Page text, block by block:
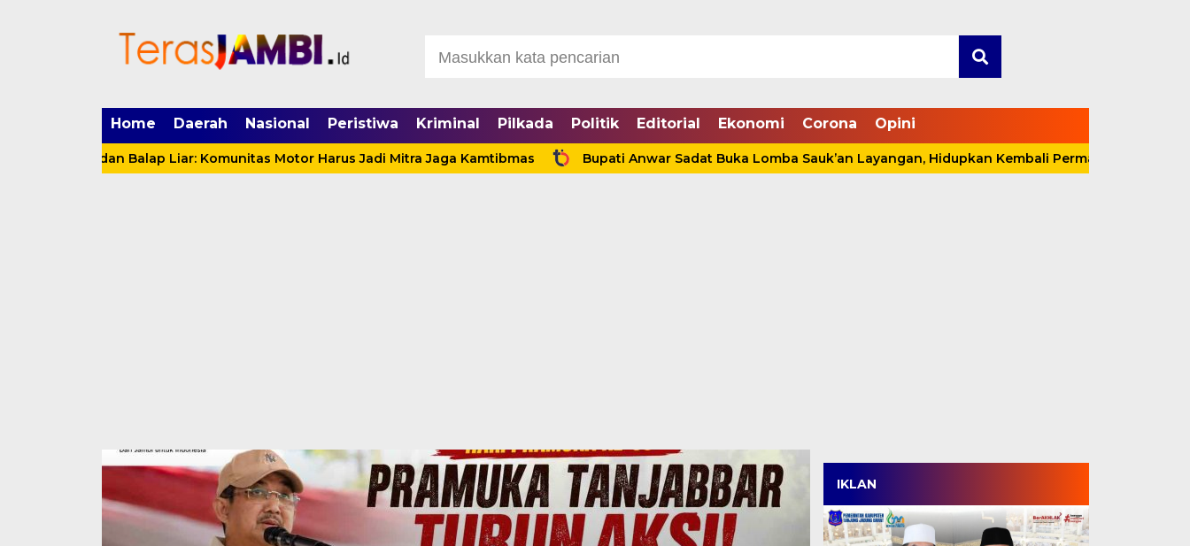
Home Daerah Nasional Peristiwa Kriminal Pilkada Politik Editorial Ekonomi Corona Opini
Motor dan Balap Liar: Komunitas Motor Harus Jadi Mitra Jaga Kamtibmas Bupati Anwar Sadat Buka Lomba Sauk’an Layangan, Hidupkan Kembali Permainan Tradisional di
IKLAN